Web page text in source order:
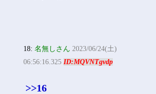
18:名無しさん 2023/06/24(土)
06:56:16.325ID:MQVNTgvdp
>>16